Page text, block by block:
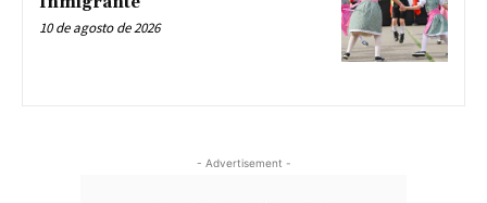
10 de agosto de 2026
- Advertisement -